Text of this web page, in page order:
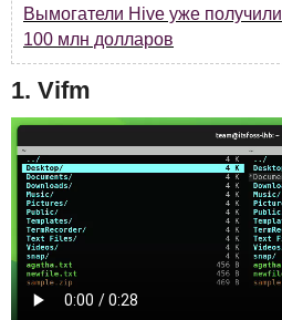
Вымогатели Hive уже
100 млн долларов
1. Vifm